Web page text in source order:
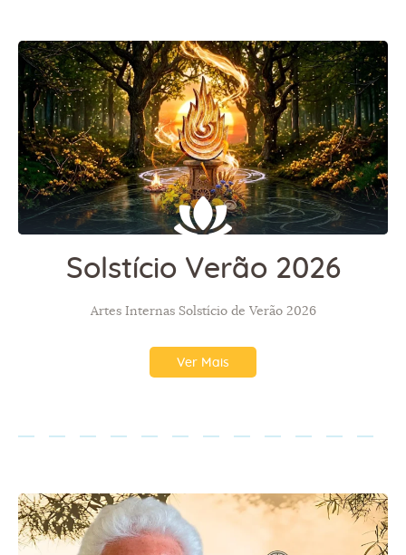
Solstício Verão 2026
Artes Internas Solstício de Verão 2026
Ver Mais